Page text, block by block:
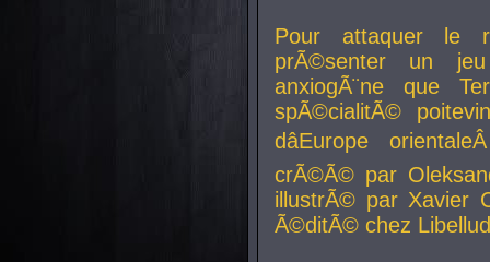
Pour attaquer le
prÃ©senter un
anxiogÃ¨ne que
spÃ©cialitÃ©
dâEurope
crÃ©Ã© par
illustrÃ© par Xavier
Ã©ditÃ© chez